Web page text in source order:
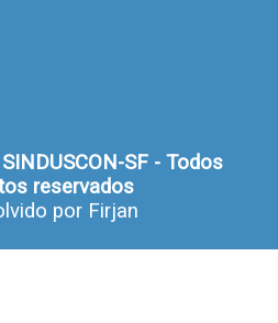
SF - Todos
reservados
por Firjan